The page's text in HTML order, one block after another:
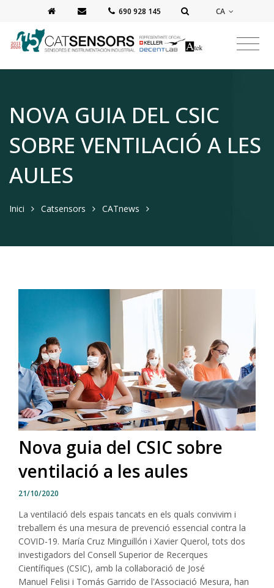
‭690 928 145‬ CA
NOVA GUIA DEL CSIC
SOBRE VENTILACIÓ A LES
AULES
Inici Catsensors CATnews
Nova guia del CSIC sobre
ventilació a les aules
21/10/2020
La ventilació dels espais tancats en els quals convivim i
treballem és una mesura de prevenció essencial contra la
COVID-19. María Cruz Minguillón i Xavier Querol, tots dos
investigadors del Consell Superior de Recerques
Científiques (CSIC), amb la col·laboració de José
Manuel Felisi i Tomás Garrido de l'Associació Mesura, han